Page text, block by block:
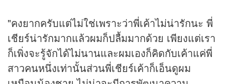
"คงยากครับแต่ไม่ใช่เพราะว่าพี่เค้าไม่น่ารักนะ พี่
เชียร์น่ารักมากแล้วผมก็ปลื้มมากด้วย เพียงแต่เรา
ก็เพิ่งจะรู้จักได้ไม่นานและผมเองก็คิดกับเค้าแค่พี่
สาวคนหนึ่งเท่านั้นส่วนพี่เชียร์เค้าก็เอ็นดูผม